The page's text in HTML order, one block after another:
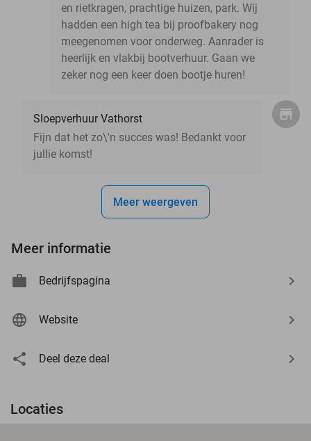
en rietkragen, prachtige huizen, park. Wij
hadden een high tea bij proofbakery nog
meegenomen voor onderweg. Aanrader is
heerlijk en vlakbij bootverhuur. Gaan we
zeker nog een keer doen bootje huren!
Sloepverhuur Vathorst
Fijn dat het zo\'n succes was! Bedankt voor
jullie komst!
Meer weergeven
Meer informatie
Bedrijfspagina
Website
Deel deze deal
Locaties